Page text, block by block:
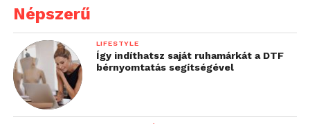
Népszerű
LIFESTYLE
Így indíthatsz saját ruhamárkát a DTF
bérnyomtatás segítségével